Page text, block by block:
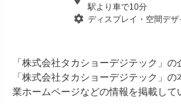
駅より車で10分
ディスプレイ・空間デザ
「株式会社タカショーデジテック」の
「株式会社タカショーデジテック」
業ホームページなどの情報を掲載して